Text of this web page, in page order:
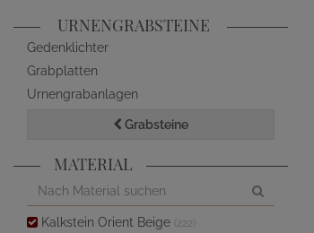
URNENGRABSTEINE
Gedenklichter
Grabplatten
Urnengrabanlagen
Grabsteine
MATERIAL
Kalkstein Orient Beige (222)